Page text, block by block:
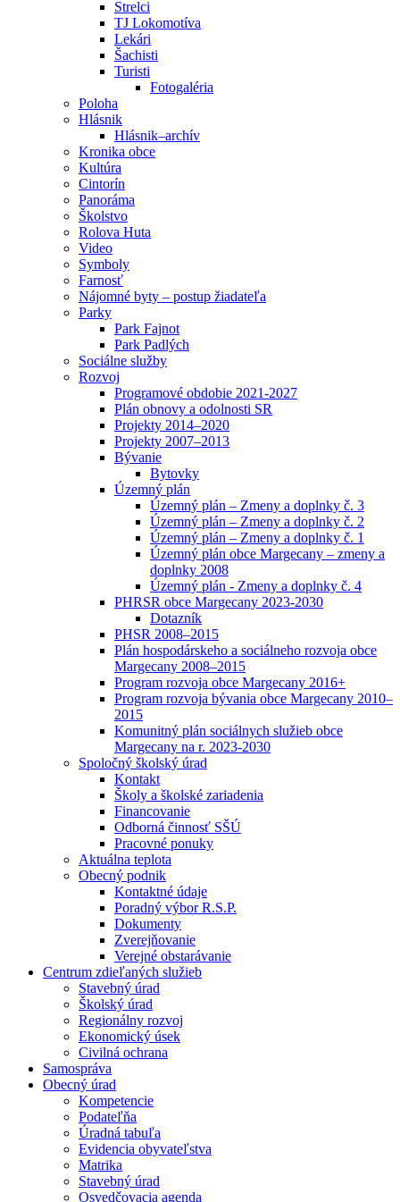
Strelci
TJ Lokomotíva
Lekári
Šachisti
Turisti
Fotogaléria
Poloha
Hlásnik
Hlásnik–archív
Kronika obce
Kultúra
Cintorín
Panoráma
Školstvo
Rolova Huta
Video
Symboly
Farnosť
Nájomné byty – postup žiadateľa
Parky
Park Fajnot
Park Padlých
Sociálne služby
Rozvoj
Programové obdobie 2021-2027
Plán obnovy a odolnosti SR
Projekty 2014–2020
Projekty 2007–2013
Bývanie
Bytovky
Územný plán
Územný plán – Zmeny a doplnky č. 3
Územný plán – Zmeny a doplnky č. 2
Územný plán – Zmeny a doplnky č. 1
Územný plán obce Margecany – zmeny a
doplnky 2008
Územný plán - Zmeny a doplnky č. 4
PHRSR obce Margecany 2023-2030
Dotazník
PHSR 2008–2015
Plán hospodárskeho a sociálneho rozvoja obce
Margecany 2008–2015
Program rozvoja obce Margecany 2016+
Program rozvoja bývania obce Margecany 2010–
2015
Komunitný plán sociálnych služieb obce
Margecany na r. 2023-2030
Spoločný školský úrad
Kontakt
Školy a školské zariadenia
Financovanie
Odborná činnosť SŠÚ
Pracovné ponuky
Aktuálna teplota
Obecný podnik
Kontaktné údaje
Poradný výbor R.S.P.
Dokumenty
Zverejňovanie
Verejné obstarávanie
Centrum zdieľaných služieb
Stavebný úrad
Školský úrad
Regionálny rozvoj
Ekonomický úsek
Civilná ochrana
Samospráva
Obecný úrad
Kompetencie
Podateľňa
Úradná tabuľa
Evidencia obyvateľstva
Matrika
Stavebný úrad
Osvedčovacia agenda